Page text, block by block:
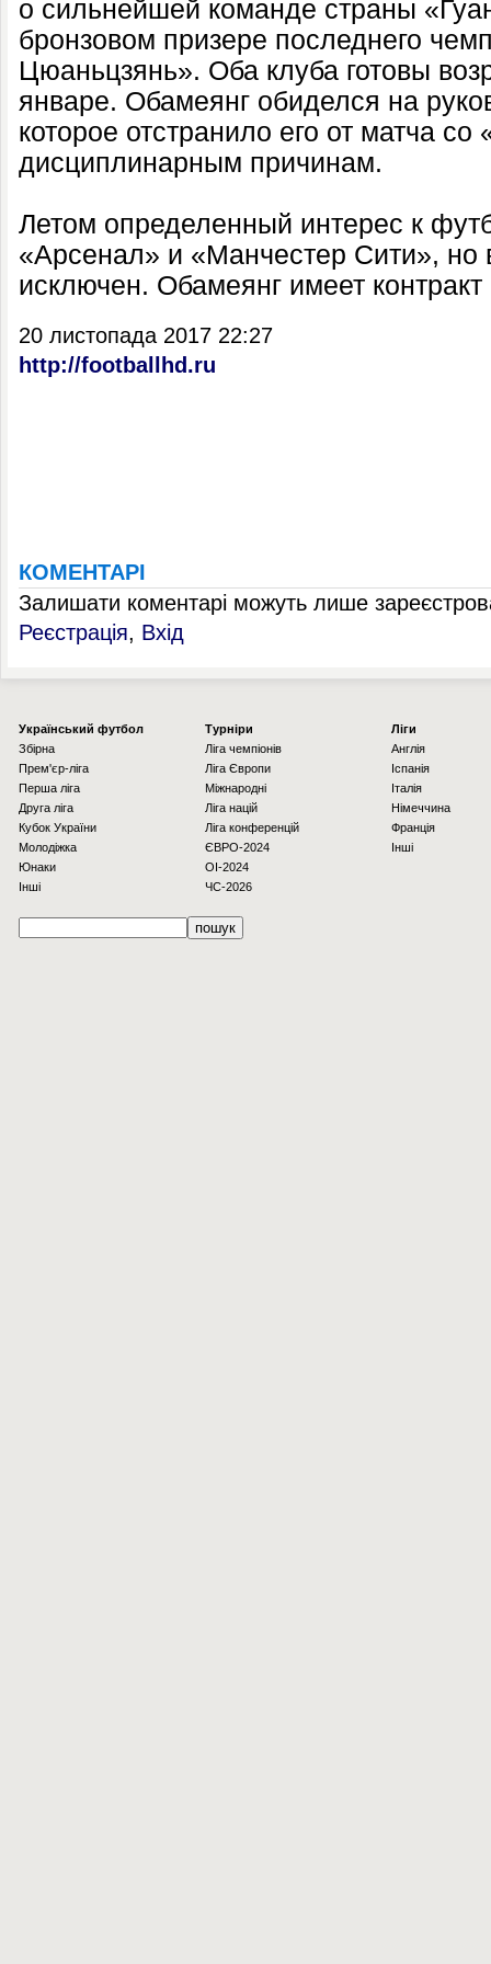
о сильнейшей команде страны
бронзовом призере последнего
Цюаньцзянь». Оба клуба готовы
январе. Обамеянг обиделся на
которое отстранило его от матча со
дисциплинарным причинам.
Летом определенный интерес к
«Арсенал» и «Манчестер Сити», но
исключен. Обамеянг имеет
20 листопада 2017 22:27
http://footballhd.ru
КОМЕНТАРІ
Залишати коментарі можуть лише
Реєстрація, Вхід
Українcький футбол
Збірна
Прем'єр-ліга
Перша ліга
Друга ліга
Кубок України
Молодіжка
Юнаки
Інші
Турніри
Ліга чемпіонів
Ліга Європи
Міжнародні
Ліга націй
Ліга конференцій
ЄВРО-2024
OI-2024
ЧС-2026
Ліги
Англія
Іспанія
Італія
Німеччина
Франція
Інші